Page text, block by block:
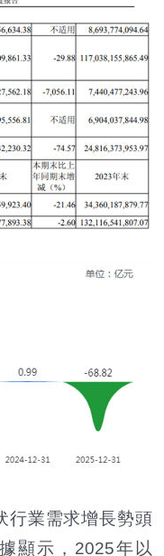
業需求增長勢頭
顯示，2025年以